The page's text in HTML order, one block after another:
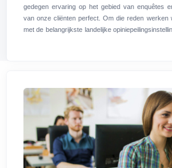
gedegen ervaring op het gebied van enquêtes
van onze cliënten perfect. Om die reden werken
met de belangrijkste landelijke